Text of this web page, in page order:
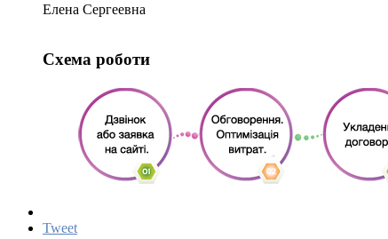
Елена Сергеевна
Схема роботи
Tweet